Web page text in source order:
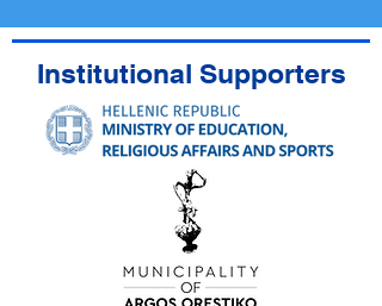
Institutional Supporters